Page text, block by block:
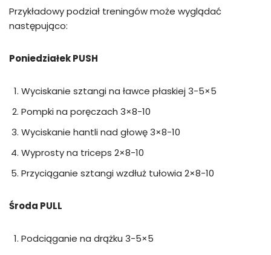
Przykładowy podział treningów może wyglądać
następująco:
Poniedziałek PUSH
Wyciskanie sztangi na ławce płaskiej 3-5×5
Pompki na poręczach 3×8-10
Wyciskanie hantli nad głowę 3×8-10
Wyprosty na triceps 2×8-10
Przyciąganie sztangi wzdłuż tułowia 2×8-10
Środa PULL
Podciąganie na drążku 3-5×5